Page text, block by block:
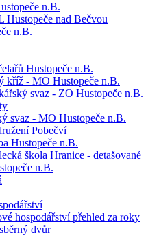
n.B.
Hustopeče nad Bečvou
n.B.
Hustopeče n.B.
kříž - MO Hustopeče n.B.
svaz - ZO Hustopeče n.B.
svaz - MO Hustopeče n.B.
Pobečví
Hustopeče n.B.
škola Hranice - detašované
n.B.
hospodářství přehled za roky
dvůr